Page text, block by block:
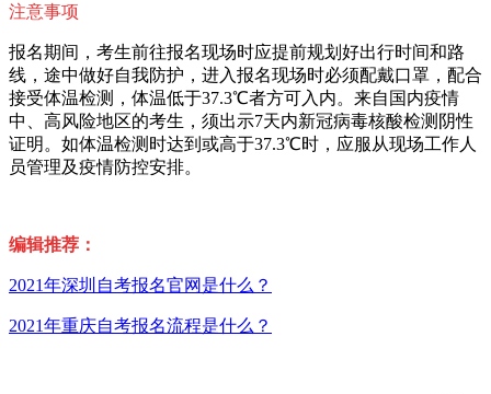
注意事项
报名期间，考生前往报名现场时应提前规划好出行时间和路
线，途中做好自我防护，进入报名现场时必须配戴口罩，配合
接受体温检测，体温低于37.3℃者方可入内。来自国内疫情
中、高风险地区的考生，须出示7天内新冠病毒核酸检测阴性
证明。如体温检测时达到或高于37.3℃时，应服从现场工作人
员管理及疫情防控安排。
编辑推荐：
2021年深圳自考报名官网是什么？
2021年重庆自考报名流程是什么？